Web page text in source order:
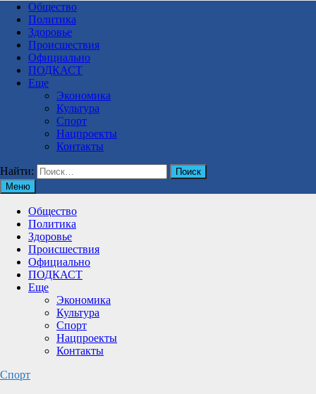
Общество
Политика
Здоровье
Происшествия
Официально
ПОДКАСТ
Еще
Экономика
Культура
Спорт
Нацпроекты
Контакты
Найти:
Меню
Общество
Политика
Здоровье
Происшествия
Официально
ПОДКАСТ
Еще
Экономика
Культура
Спорт
Нацпроекты
Контакты
Спорт